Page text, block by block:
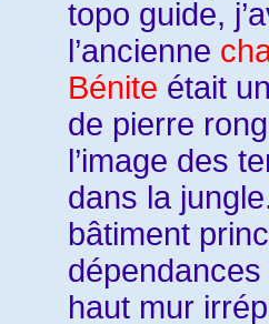
topo guide,
l’ancienne
Bénite était
de pierre
l’image des
dans la
bâtiment
dépendances
haut mur